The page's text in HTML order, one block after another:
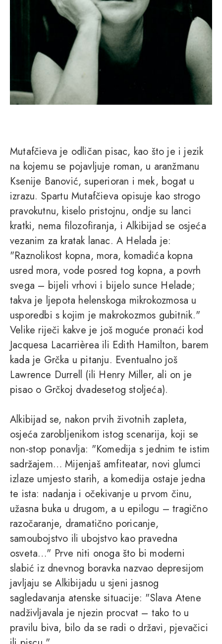
Mutafčieva je odličan pisac, kao što je i jezik
na kojemu se pojavljuje roman, u aranžmanu
Ksenije Banović, superioran i mek, bogat u
izrazu. Spartu Mutafčieva opisuje kao strogo
pravokutnu, kiselo pristojnu, ondje su lanci
kratki, nema filozofiranja, i Alkibijad se osjeća
vezanim za kratak lanac. A Helada je:
"Raznolikost kopna, mora, komadića kopna
usred mora, vode posred tog kopna, a povrh
svega – bijeli vrhovi i bijelo sunce Helade;
takva je ljepota helenskoga mikrokozmosa u
usporedbi s kojim je makrokozmos gubitnik."
Velike riječi kakve je još moguće pronaći kod
Jacquesa Lacarrièrea ili Edith Hamilton, barem
kada je Grčka u pitanju. Eventualno još
Lawrence Durrell (ili Henry Miller, ali on je
pisao o Grčkoj dvadesetog stoljeća).
Alkibijad se, nakon prvih životnih zapleta,
osjeća zarobljenikom istog scenarija, koji se
non-stop ponavlja: "Komedija s jednim te istim
sadržajem… Mijenjaš amfiteatar, novi glumci
izlaze umjesto starih, a komedija ostaje jedna
te ista: nadanja i očekivanje u prvom činu,
užasna buka u drugom, a u epilogu – tragično
razočaranje, dramatično poricanje,
samoubojstvo ili ubojstvo kao pravedna
osveta…" Prve niti onoga što bi moderni
slabić iz dnevnog boravka nazvao depresijom
javljaju se Alkibijadu u sjeni jasnog
sagledavanja atenske situacije: "Slava Atene
nadživljavala je njezin procvat – tako to u
pravilu biva, bilo da se radi o državi, pjevačici